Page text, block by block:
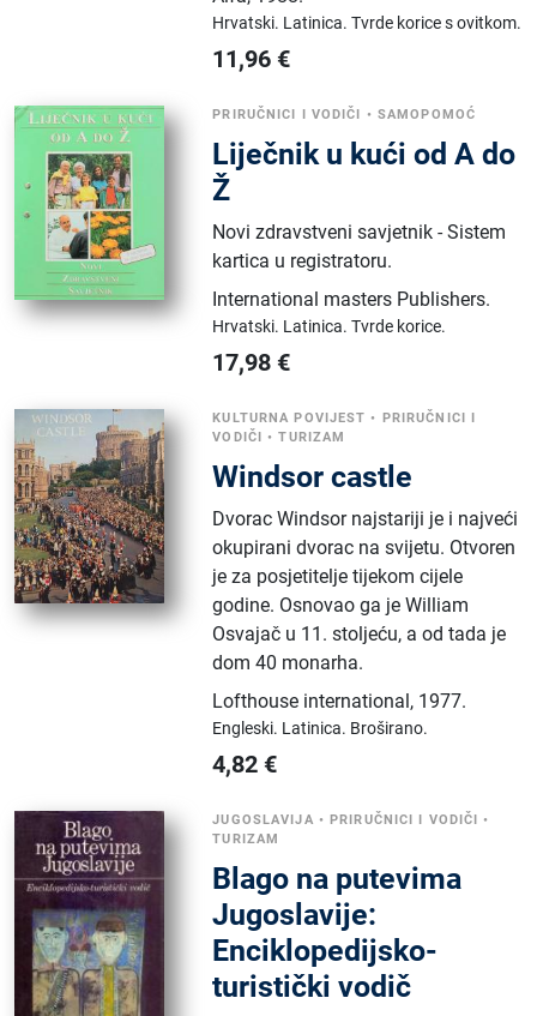
Hrvatski. Latinica.Tvrde korice s ovitkom.
11,96 €
PRIRUČNICI I VODIČI • SAMOPOMOĆ
Liječnik u kući od A do
Ž
Novi zdravstveni savjetnik - Sistem
kartica u registratoru.
International masters Publishers.
Hrvatski. Latinica.Tvrde korice.
17,98 €
KULTURNA POVIJEST • PRIRUČNICI I
VODIČI •TURIZAM
Windsor castle
Dvorac Windsor najstariji je i najveći
okupirani dvorac na svijetu. Otvoren
je za posjetitelje tijekom cijele
godine. Osnovao ga je William
Osvajač u 11. stoljeću, a od tada je
dom 40 monarha.
Lofthouse international, 1977.
Engleski. Latinica. Broširano.
4,82 €
JUGOSLAVIJA •PRIRUČNICI I VODIČI •
TURIZAM
Blago na putevima
Jugoslavije:
Enciklopedijsko-
turistički vodič